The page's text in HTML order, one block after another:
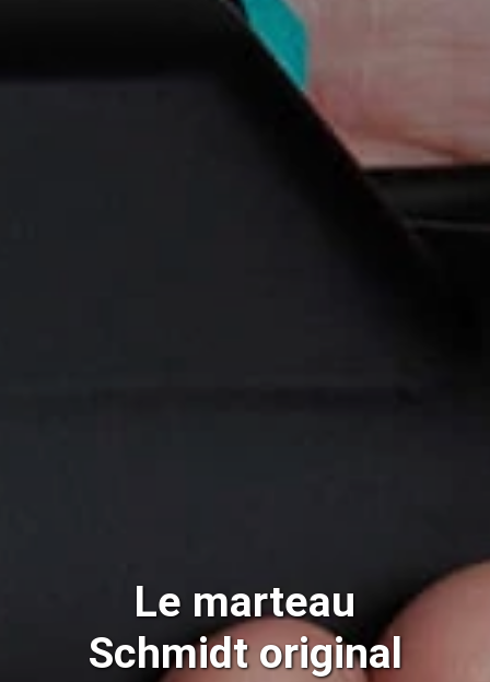
Le marteau
Schmidt original